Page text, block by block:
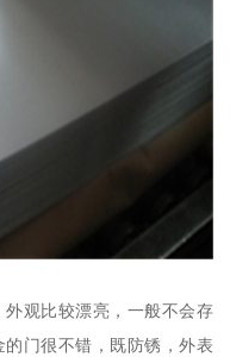
观比较漂亮，一般不会存
门很不错，既防锈，外表